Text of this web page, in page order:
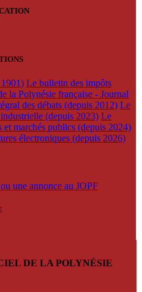
Le bulletin des impôts
la Polynésie française - Journal
des débats (depuis 2012) Le
(depuis 2023) Le
marchés publics (depuis 2024)
électroniques (depuis 2026)
une annonce au JOPF
DE LA POLYNÉSIE